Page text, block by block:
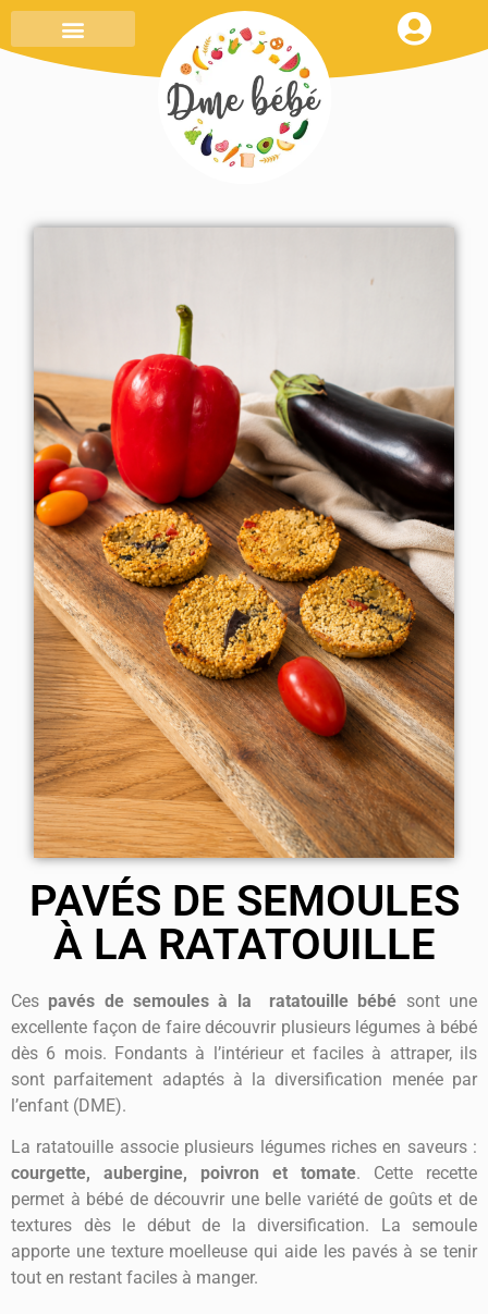
PAVÉS DE SEMOULES
À LA RATATOUILLE
Ces pavés de semoules à la ratatouille bébé sont une
excellente façon de faire découvrir plusieurs légumes à bébé
dès 6 mois. Fondants à l’intérieur et faciles à attraper, ils
sont parfaitement adaptés à la diversification menée par
l’enfant (DME).
La ratatouille associe plusieurs légumes riches en saveurs :
courgette, aubergine, poivron et tomate. Cette recette
permet à bébé de découvrir une belle variété de goûts et de
textures dès le début de la diversification. La semoule
apporte une texture moelleuse qui aide les pavés à se tenir
tout en restant faciles à manger.